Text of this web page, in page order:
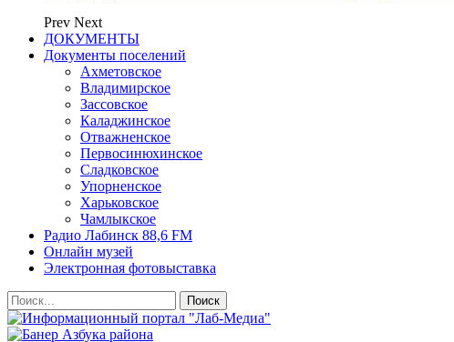
Prev Next
ДОКУМЕНТЫ
Документы поселений
Ахметовское
Владимирское
Зассовское
Каладжинское
Отважненское
Первосинюхинское
Сладковское
Упорненское
Харьковское
Чамлыкское
Радио Лабинск 88,6 FM
Онлайн музей
Электронная фотовыставка